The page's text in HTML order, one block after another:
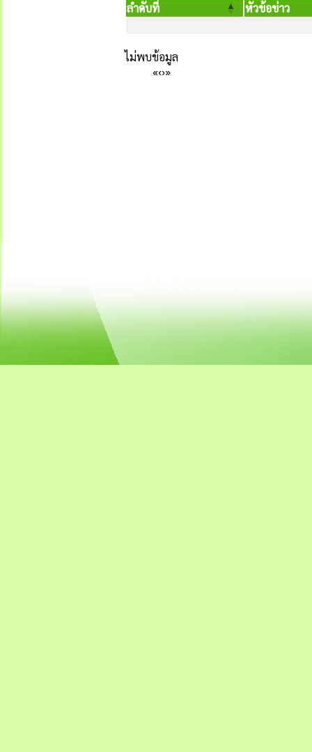
ลำดับที่
หัวข้อข่าว
ไม่พบข้อมูล
«‹›»